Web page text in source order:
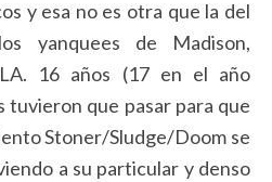
y esa no es otra que la del
yanquees de Madison,
16 años (17 en el año
tuvieron que pasar para que
Stoner/Sludge/Doom se
a su particular y denso